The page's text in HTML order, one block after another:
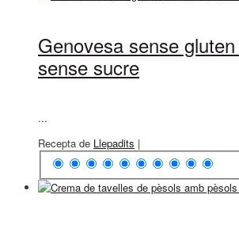
Genovesa sense
sense sucre
...
Recepta de Llepadits |